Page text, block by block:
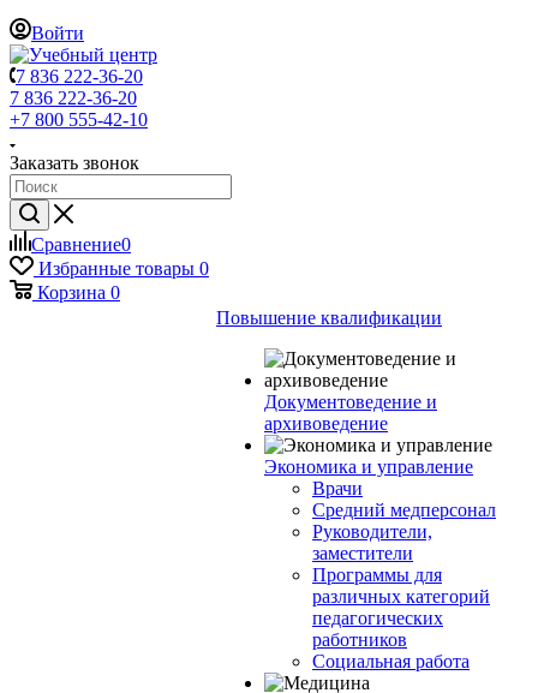
Войти
7 836 222-36-20
7 836 222-36-20
+7 800 555-42-10
Заказать звонок
Сравнение0
Избранные товары 0
Корзина 0
Повышение квалификации
Документоведение и
архивоведение
Экономика и управление
Врачи
Средний медперсонал
Руководители,
заместители
Программы для
различных категорий
педагогических
работников
Социальная работа